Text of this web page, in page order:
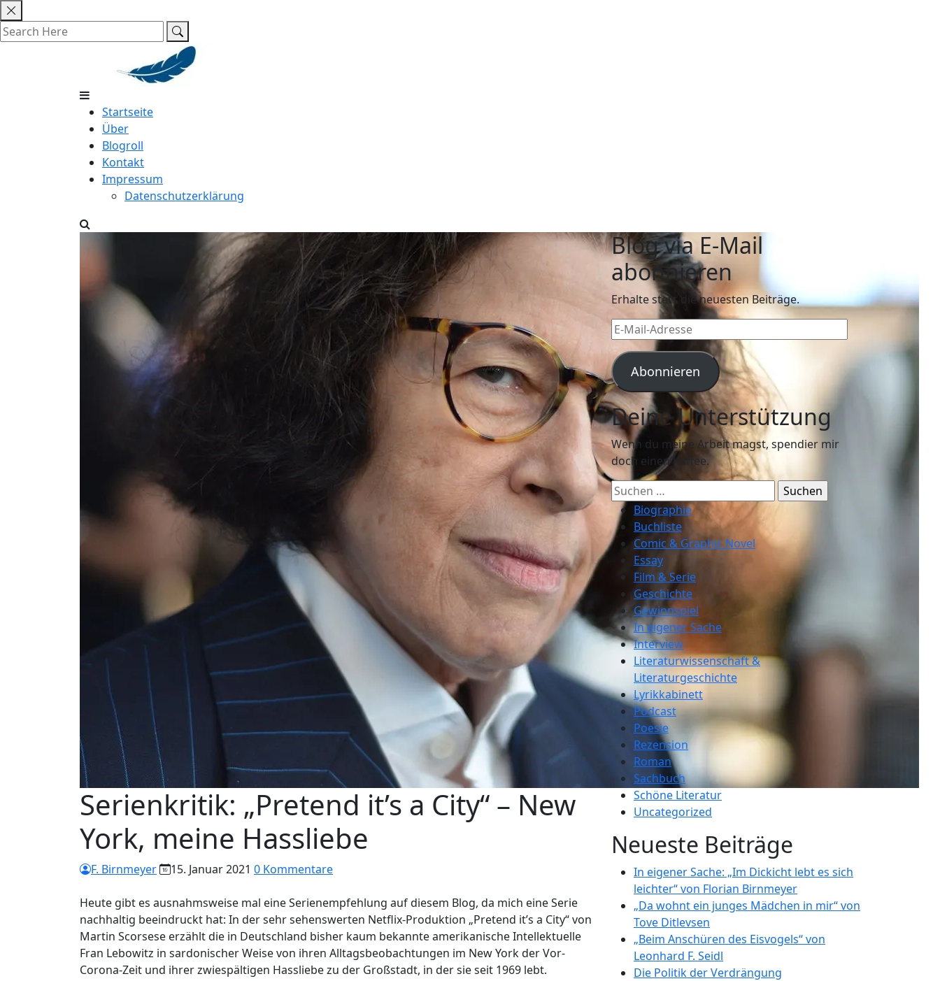
Skip
to
content
Startseite
Über
Blogroll
Kontakt
Impressum
Datenschutzerklärung
Serienkritik: „Pretend it’s a City“ – New
York, meine Hassliebe
F. Birnmeyer 15. Januar 2021 0 Kommentare
Heute gibt es ausnahmsweise mal eine Serienempfehlung auf diesem Blog, da mich eine Serie
nachhaltig beeindruckt hat: In der sehr sehenswerten Netflix-Produktion „Pretend it’s a City“ von
Martin Scorsese erzählt die in Deutschland bisher kaum bekannte amerikanische Intellektuelle
Fran Lebowitz in sardonischer Weise von ihren Alltagsbeobachtungen im New York der Vor-
Corona-Zeit und ihrer zwiespältigen Hassliebe zu der Großstadt, in der sie seit 1969 lebt.
Blog via E-Mail
abonnieren
Erhalte stets die neuesten Beiträge.
E-
Mail-
Adresse
Abonnieren
Deine Unterstützung
Wenn du meine Arbeit magst, spendier mir
doch einen Kaffee.
Suchen
nach:Biographie
Buchliste
Comic & Graphic Novel
Essay
Film & Serie
Geschichte
Gewinnspiel
In eigener Sache
Interview
Literaturwissenschaft &
Literaturgeschichte
Lyrikkabinett
Podcast
Poesie
Rezension
Roman
Sachbuch
Schöne Literatur
Uncategorized
Neueste Beiträge
In eigener Sache: „Im Dickicht lebt es sich
leichter“ von Florian Birnmeyer
„Da wohnt ein junges Mädchen in mir“ von
Tove Ditlevsen
„Beim Anschüren des Eisvogels“ von
Leonhard F. Seidl
Die Politik der Verdrängung